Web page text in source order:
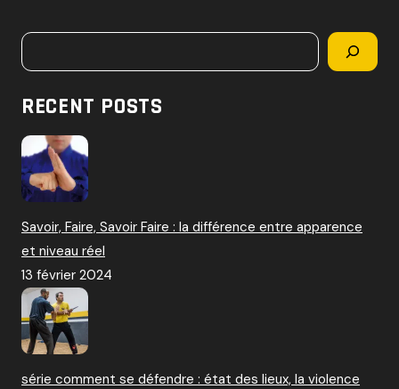
r
Rechercher
RECENT POSTS
Savoir, Faire, Savoir Faire : la différence entre apparence
et niveau réel
13 février 2024
série comment se défendre : état des lieux, la violence